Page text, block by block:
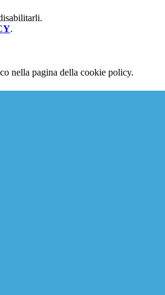
.
nella pagina della cookie policy.